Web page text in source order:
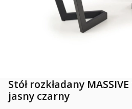
Stół rozkładany
jasny czarny